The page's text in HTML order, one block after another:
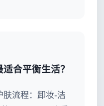
合平衡生活？
肤流程：卸妆-洁